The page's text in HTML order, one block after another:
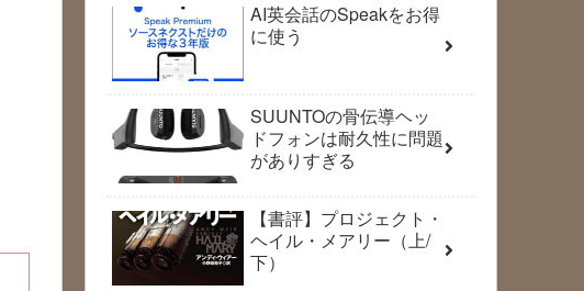
AI英会話のSpeakをお得
に使う
SUUNTOの骨伝導ヘッ
ドフォンは耐久性に問題
がありすぎる
【書評】プロジェクト・
ヘイル・メアリー（上/
下）